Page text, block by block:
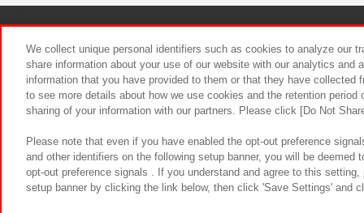
食品のご
We collect unique personal identifiers such as cookies to analyze our
share information about your use of our website with our analytics and
information that you have provided to them or that they have
to see more details about how we use cookies and the retention
sharing of your information with our partners. Please click [Do Not
Please note that even if you have enabled the opt-out preference
and other identifiers on the following setup banner, you will be
opt-out preference signals . If you understand and agree to this
setup banner by clicking the link below, then click 'Save Settings' and